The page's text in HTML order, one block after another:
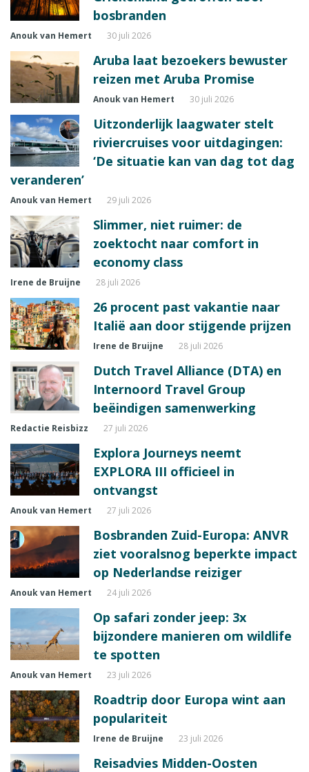
bosbranden
Anouk van Hemert 30 juli 2026
Aruba laat bezoekers bewuster
reizen met Aruba Promise
Anouk van Hemert 30 juli 2026
Uitzonderlijk laagwater stelt
riviercruises voor uitdagingen:
‘De situatie kan van dag tot dag
veranderen’
Anouk van Hemert 29 juli 2026
Slimmer, niet ruimer: de
zoektocht naar comfort in
economy class
Irene de Bruijne 28 juli 2026
26 procent past vakantie naar
Italië aan door stijgende prijzen
Irene de Bruijne 28 juli 2026
Dutch Travel Alliance (DTA) en
Internoord Travel Group
beëindigen samenwerking
Redactie Reisbizz 27 juli 2026
Explora Journeys neemt
EXPLORA III officieel in
ontvangst
Anouk van Hemert 27 juli 2026
Bosbranden Zuid-Europa: ANVR
ziet vooralsnog beperkte impact
op Nederlandse reiziger
Anouk van Hemert 24 juli 2026
Op safari zonder jeep: 3x
bijzondere manieren om wildlife
te spotten
Anouk van Hemert 23 juli 2026
Roadtrip door Europa wint aan
populariteit
Irene de Bruijne 23 juli 2026
Reisadvies Midden-Oosten